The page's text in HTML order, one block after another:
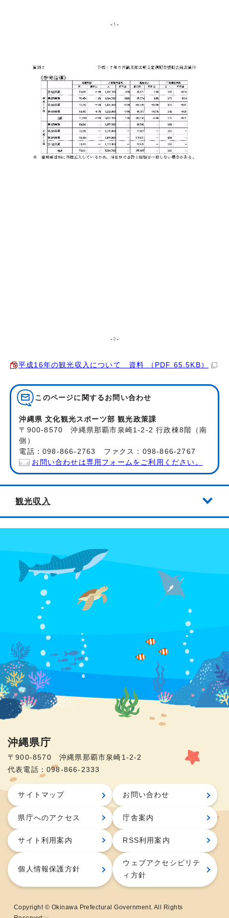
平成16年の観光収入について 資料 （PDF 65.5KB）
このページに関する お問い合わせ
沖縄県 文化観光スポーツ部 観光政策課
〒900-8570 沖縄県那覇市泉崎1-2-2 行政棟8階（南
側）
電話：098-866-2763 ファクス：098-866-2767
お問い合わせは専用フォームをご利用ください。
観光収入
沖縄県庁
〒900-8570 沖縄県那覇市泉崎1-2-2
代表電話：098-866-2333
サイトマップ お問い合わせ
県庁へのアクセス 庁舎案内
サイト利用案内 RSS利用案内
個人情報保護方針
ウェブアクセシビリテ
ィ方針
Copyright © Okinawa Prefectural Government. All Rights